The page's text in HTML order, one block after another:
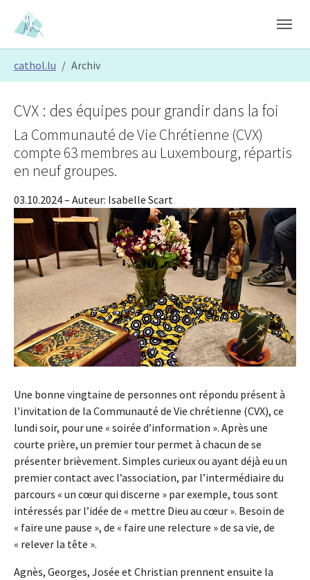
Skip to main content
Skip to page footer
cathol.lu Archiv
CVX : des équipes pour grandir dans la foi
La Communauté de Vie Chrétienne (CVX)
compte 63 membres au Luxembourg, répartis
en neuf groupes.
03.10.2024– Auteur: Isabelle Scart
Une bonne vingtaine de personnes ont répondu présent à
l’invitation de la Communauté de Vie chrétienne (CVX), ce
lundi soir, pour une « soirée d’information ». Après une
courte prière, un premier tour permet à chacun de se
présenter brièvement. Simples curieux ou ayant déjà eu un
premier contact avec l’association, par l’intermédiaire du
parcours « un cœur qui discerne » par exemple, tous sont
intéressés par l’idée de « mettre Dieu au cœur ». Besoin de
« faire une pause », de « faire une relecture » de sa vie, de
« relever la tête ».
Agnès, Georges, Josée et Christian prennent ensuite la